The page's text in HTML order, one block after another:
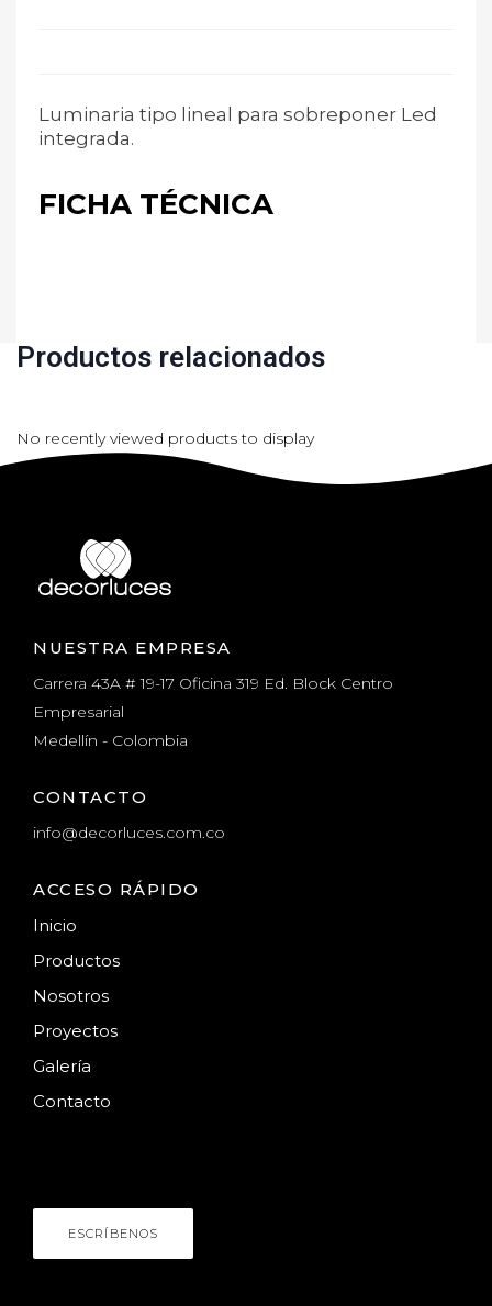
Luminaria tipo lineal para sobreponer Led
integrada.
FICHA TÉCNICA
Productos relacionados
No recently viewed products to display
NUESTRA EMPRESA
Carrera 43A # 19-17 Oficina 319 Ed. Block Centro
Empresarial
Medellín - Colombia
CONTACTO
info@decorluces.com.co
ACCESO RÁPIDO
Inicio
Productos
Nosotros
Proyectos
Galería
Contacto
ESCRÍBENOS